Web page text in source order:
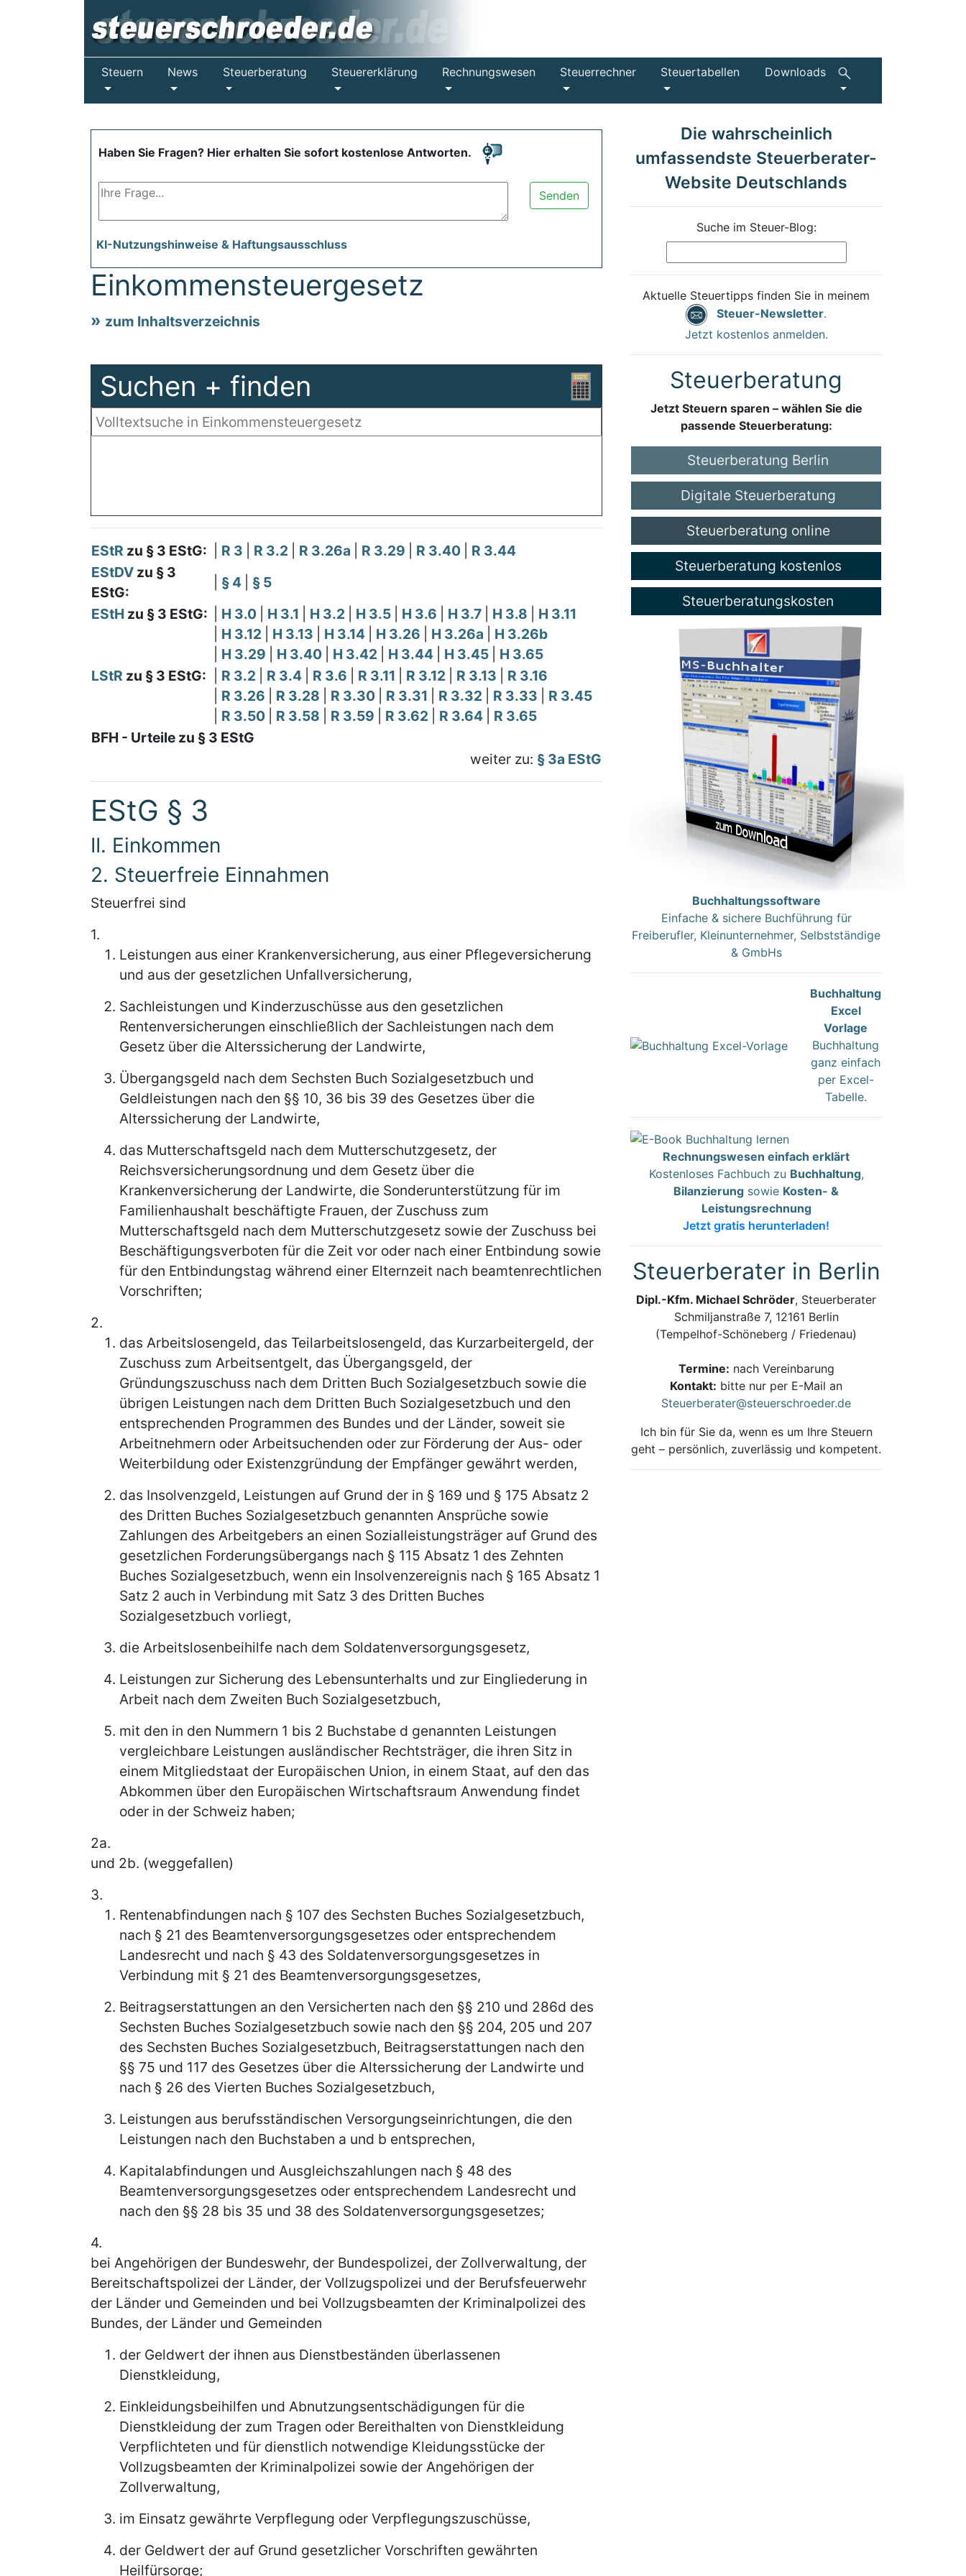
Steuern News Steuerberatung Steuererklärung Rechnungswesen Steuerrechner Steuertabellen Downloads
Haben Sie Fragen? Hier erhalten Sie sofort kostenlose Antworten.
Senden
KI-Nutzungshinweise & Haftungsausschluss
Einkommensteuergesetz
zum Inhaltsverzeichnis
Suchen + finden
EStR zu § 3 EStG: R 3 R 3.2 R 3.26a R 3.29 R 3.40
R 3.44
EStDV zu § 3
EStG:
§ 4
§ 5
EStH zu § 3 EStG: H 3.0 H 3.1 H 3.2 H 3.5 H 3.6 H 3.7 H 3.8
H 3.11
H 3.12 H 3.13 H 3.14 H 3.26 H 3.26a
H 3.26b
H 3.29 H 3.40 H 3.42 H 3.44 H 3.45
H 3.65
LStR zu § 3 EStG: R 3.2 R 3.4 R 3.6 R 3.11 R 3.12 R 3.13
R 3.16
R 3.26 R 3.28 R 3.30 R 3.31 R 3.32 R 3.33
R 3.45
R 3.50 R 3.58 R 3.59 R 3.62 R 3.64
R 3.65
BFH - Urteile zu § 3 EStG
weiter zu: § 3a EStG
EStG § 3
II. Einkommen
2. Steuerfreie Einnahmen
Steuerfrei sind
1.
Leistungen aus einer Krankenversicherung, aus einer Pflegeversicherung
und aus der gesetzlichen Unfallversicherung,
Sachleistungen und Kinderzuschüsse aus den gesetzlichen
Rentenversicherungen einschließlich der Sachleistungen nach dem
Gesetz über die Alterssicherung der Landwirte,
Übergangsgeld nach dem Sechsten Buch Sozialgesetzbuch und
Geldleistungen nach den §§ 10, 36 bis 39 des Gesetzes über die
Alterssicherung der Landwirte,
das Mutterschaftsgeld nach dem Mutterschutzgesetz, der
Reichsversicherungsordnung und dem Gesetz über die
Krankenversicherung der Landwirte, die Sonderunterstützung für im
Familienhaushalt beschäftigte Frauen, der Zuschuss zum
Mutterschaftsgeld nach dem Mutterschutzgesetz sowie der Zuschuss bei
Beschäftigungsverboten für die Zeit vor oder nach einer Entbindung sowie
für den Entbindungstag während einer Elternzeit nach beamtenrechtlichen
Vorschriften;
2.
das Arbeitslosengeld, das Teilarbeitslosengeld, das Kurzarbeitergeld, der
Zuschuss zum Arbeitsentgelt, das Übergangsgeld, der
Gründungszuschuss nach dem Dritten Buch Sozialgesetzbuch sowie die
übrigen Leistungen nach dem Dritten Buch Sozialgesetzbuch und den
entsprechenden Programmen des Bundes und der Länder, soweit sie
Arbeitnehmern oder Arbeitsuchenden oder zur Förderung der Aus- oder
Weiterbildung oder Existenzgründung der Empfänger gewährt werden,
das Insolvenzgeld, Leistungen auf Grund der in § 169 und § 175 Absatz 2
des Dritten Buches Sozialgesetzbuch genannten Ansprüche sowie
Zahlungen des Arbeitgebers an einen Sozialleistungsträger auf Grund des
gesetzlichen Forderungsübergangs nach § 115 Absatz 1 des Zehnten
Buches Sozialgesetzbuch, wenn ein Insolvenzereignis nach § 165 Absatz 1
Satz 2 auch in Verbindung mit Satz 3 des Dritten Buches
Sozialgesetzbuch vorliegt,
die Arbeitslosenbeihilfe nach dem Soldatenversorgungsgesetz,
Leistungen zur Sicherung des Lebensunterhalts und zur Eingliederung in
Arbeit nach dem Zweiten Buch Sozialgesetzbuch,
mit den in den Nummern 1 bis 2 Buchstabe d genannten Leistungen
vergleichbare Leistungen ausländischer Rechtsträger, die ihren Sitz in
einem Mitgliedstaat der Europäischen Union, in einem Staat, auf den das
Abkommen über den Europäischen Wirtschaftsraum Anwendung findet
oder in der Schweiz haben;
2a.
und 2b. (weggefallen)
3.
Rentenabfindungen nach § 107 des Sechsten Buches Sozialgesetzbuch,
nach § 21 des Beamtenversorgungsgesetzes oder entsprechendem
Landesrecht und nach § 43 des Soldatenversorgungsgesetzes in
Verbindung mit § 21 des Beamtenversorgungsgesetzes,
Beitragserstattungen an den Versicherten nach den §§ 210 und 286d des
Sechsten Buches Sozialgesetzbuch sowie nach den §§ 204, 205 und 207
des Sechsten Buches Sozialgesetzbuch, Beitragserstattungen nach den
§§ 75 und 117 des Gesetzes über die Alterssicherung der Landwirte und
nach § 26 des Vierten Buches Sozialgesetzbuch,
Leistungen aus berufsständischen Versorgungseinrichtungen, die den
Leistungen nach den Buchstaben a und b entsprechen,
Kapitalabfindungen und Ausgleichszahlungen nach § 48 des
Beamtenversorgungsgesetzes oder entsprechendem Landesrecht und
nach den §§ 28 bis 35 und 38 des Soldatenversorgungsgesetzes;
4.
bei Angehörigen der Bundeswehr, der Bundespolizei, der Zollverwaltung, der
Bereitschaftspolizei der Länder, der Vollzugspolizei und der Berufsfeuerwehr
der Länder und Gemeinden und bei Vollzugsbeamten der Kriminalpolizei des
Bundes, der Länder und Gemeinden
der Geldwert der ihnen aus Dienstbeständen überlassenen
Dienstkleidung,
Einkleidungsbeihilfen und Abnutzungsentschädigungen für die
Dienstkleidung der zum Tragen oder Bereithalten von Dienstkleidung
Verpflichteten und für dienstlich notwendige Kleidungsstücke der
Vollzugsbeamten der Kriminalpolizei sowie der Angehörigen der
Zollverwaltung,
im Einsatz gewährte Verpflegung oder Verpflegungszuschüsse,
der Geldwert der auf Grund gesetzlicher Vorschriften gewährten
Heilfürsorge;
Die wahrscheinlich
umfassendste Steuerberater-
Website Deutschlands
Suche im Steuer-Blog:
Aktuelle Steuertipps finden Sie in meinem
Steuer-Newsletter.
Jetzt kostenlos anmelden.
Steuerberatung
Jetzt Steuern sparen – wählen Sie die
passende Steuerberatung:
Steuerberatung Berlin
Digitale Steuerberatung
Steuerberatung online
Steuerberatung kostenlos
Steuerberatungskosten
Buchhaltungssoftware
Einfache & sichere Buchführung für
Freiberufler, Kleinunternehmer, Selbstständige
& GmbHs
Buchhaltung
Excel
Vorlage
Buchhaltung
ganz einfach
per Excel-
Tabelle.
Rechnungswesen einfach erklärt
Kostenloses Fachbuch zu Buchhaltung,
Bilanzierung sowie Kosten- &
Leistungsrechnung
Jetzt gratis herunterladen!
Steuerberater in Berlin
Dipl.-Kfm. Michael Schröder, Steuerberater
Schmiljanstraße 7, 12161 Berlin
(Tempelhof-Schöneberg / Friedenau)
Termine: nach Vereinbarung
Kontakt: bitte nur per E-Mail an
Steuerberater@steuerschroeder.de
Ich bin für Sie da, wenn es um Ihre Steuern
geht – persönlich, zuverlässig und kompetent.